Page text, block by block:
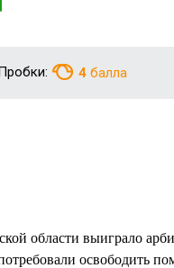
4 балла
области выиграло
освободить